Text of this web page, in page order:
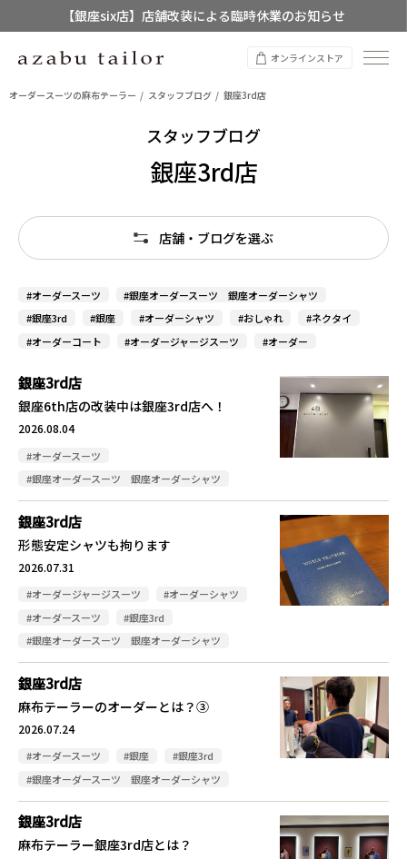
【銀座six店】店舗改装による臨時休業のお知らせ
【店舗限定】レディースオーダースーツ
オンラインストア
オーダースーツの麻布テーラー スタッフブログ 銀座3rd店
スタッフブログ
銀座3rd店
店舗・ブログを選ぶ
#オーダースーツ
#銀座オーダースーツ 銀座オーダーシャツ
#銀座3rd
#銀座 #オーダーシャツ #おしゃれ
#ネクタイ
#オーダーコート
#オーダージャージスーツ #オーダー
銀座3rd店
銀座6th店の改装中は銀座3rd店へ！
2026.08.04
#オーダースーツ
#銀座オーダースーツ 銀座オーダーシャツ
銀座3rd店
形態安定シャツも拘ります
2026.07.31
#オーダージャージスーツ
#オーダーシャツ
#オーダースーツ
#銀座3rd
#銀座オーダースーツ 銀座オーダーシャツ
銀座3rd店
麻布テーラーのオーダーとは？③
2026.07.24
#オーダースーツ #銀座
#銀座3rd
#銀座オーダースーツ 銀座オーダーシャツ
銀座3rd店
麻布テーラー銀座3rd店とは？